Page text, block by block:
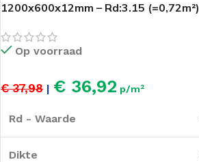
1200x600x12mm – Rd:3.15 (=0,72m²)
Op voorraad
€ 37,98 | € 36,92 p/m²
Rd - Waarde
Dikte